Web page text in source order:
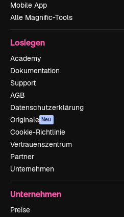
Mobile App
Alle Magnific-Tools
Loslegen
Academy
Dokumentation
Support
AGB
Datenschutzerklärung
Originale Neu
Cookie-Richtlinie
Vertrauenszentrum
Partner
Unternehmen
Unternehmen
Preise